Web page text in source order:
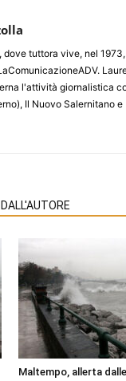
dove tuttora vive, nel
l'attività giornalistica
Il Nuovo Salernitano
Maltempo, allerta